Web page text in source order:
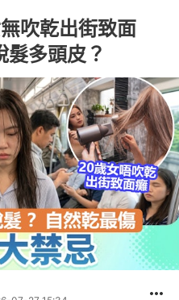
吹乾出街致面
多頭皮？